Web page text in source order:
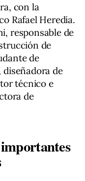
con la
Rafael Heredia.
responsable de
de
de
de
técnico e
de